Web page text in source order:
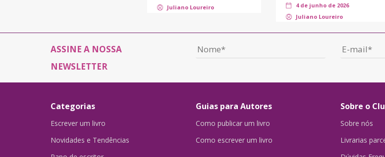
Juliano Loureiro
4 de junho de 2026
Juliano Loureiro
ASSINE A NOSSA
NEWSLETTER
Categorias
Escrever um livro
Novidades e Tendências
Guias para Autores
Como publicar um livro
Como escrever um livro
Sobre o
Sobre nós
Livrarias